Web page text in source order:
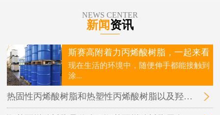
NEWS CENTER
新闻资讯
斯赛高附着力丙烯酸树脂，一起来看
现在生活的环境中，随便伸手都能接触到
涂...
热固性丙烯酸树脂和热塑性丙烯酸树脂以及羟基丙烯酸树脂三者之间的区别在哪里？